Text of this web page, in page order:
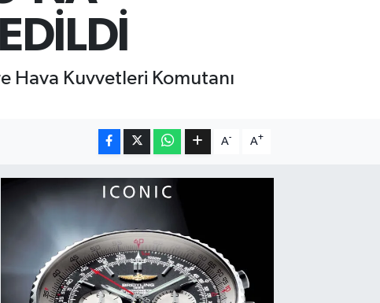
Hava Kuvvetleri Komutanı
A- A+